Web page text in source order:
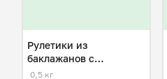
Рулетики из
баклажанов с
разнывми начинками
0,5 кг